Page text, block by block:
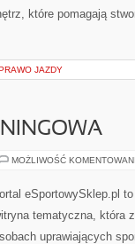
które pomagają
JAZDY
MOŻLIWOŚĆ
eSportowySklep.pl
tematyczna, która
uprawiających